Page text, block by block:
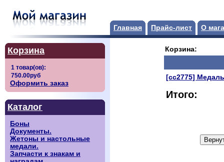
Главная Прайс-лист О
Корзина
Оформить заказ
Каталог
Боны
Документы.
Жетоны и настольные
медали.
Запчасти к знакам и
Корзина:
[сс2775]
Итого: